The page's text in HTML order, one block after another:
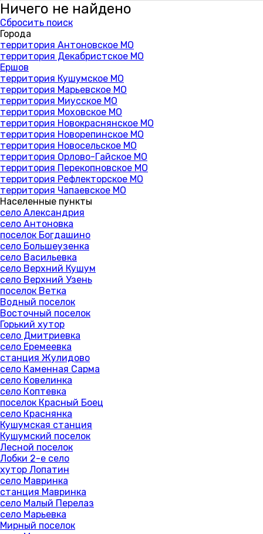
Ничего не найдено
Сбросить поиск
Города
территория Антоновское МО
территория Декабристское МО
Ершов
территория Кушумское МО
территория Марьевское МО
территория Миусское МО
территория Моховское МО
территория Новокраснянское МО
территория Новорепинское МО
территория Новосельское МО
территория Орлово-Гайское МО
территория Перекопновское МО
территория Рефлекторское МО
территория Чапаевское МО
Населенные пункты
село Александрия
село Антоновка
поселок Богдашино
село Большеузенка
село Васильевка
село Верхний Кушум
село Верхний Узень
поселок Ветка
Водный поселок
Восточный поселок
Горький хутор
село Дмитриевка
село Еремеевка
станция Жулидово
село Каменная Сарма
село Ковелинка
село Коптевка
поселок Красный Боец
село Краснянка
Кушумская станция
Кушумский поселок
Лесной поселок
Лобки 2-е село
хутор Лопатин
село Мавринка
станция Мавринка
село Малый Перелаз
село Марьевка
Мирный поселок